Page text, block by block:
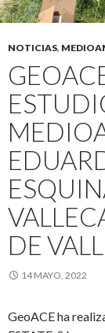
NOTICIAS,
DE
14 MAYO, 2022
GeoACE ha